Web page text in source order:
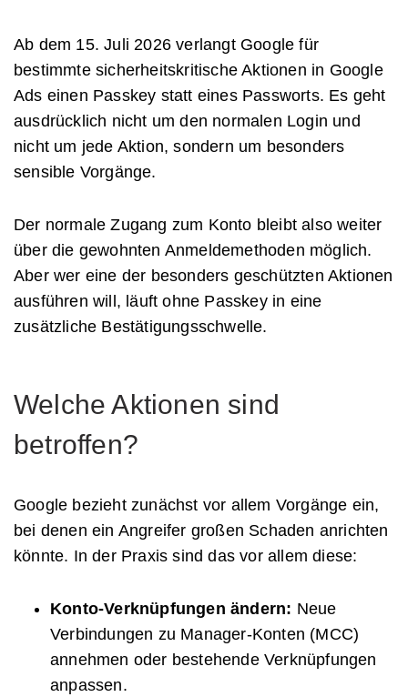
Ab dem 15. Juli 2026 verlangt Google für
bestimmte sicherheitskritische Aktionen in Google
Ads einen Passkey statt eines Passworts. Es geht
ausdrücklich nicht um den normalen Login und
nicht um jede Aktion, sondern um besonders
sensible Vorgänge.
Der normale Zugang zum Konto bleibt also weiter
über die gewohnten Anmeldemethoden möglich.
Aber wer eine der besonders geschützten Aktionen
ausführen will, läuft ohne Passkey in eine
zusätzliche Bestätigungsschwelle.
Welche Aktionen sind
betroffen?
Google bezieht zunächst vor allem Vorgänge ein,
bei denen ein Angreifer großen Schaden anrichten
könnte. In der Praxis sind das vor allem diese:
Konto-Verknüpfungen ändern: Neue
Verbindungen zu Manager-Konten (MCC)
annehmen oder bestehende Verknüpfungen
anpassen.